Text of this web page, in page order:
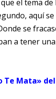
el tema
aquí
se
a tener
Mata»